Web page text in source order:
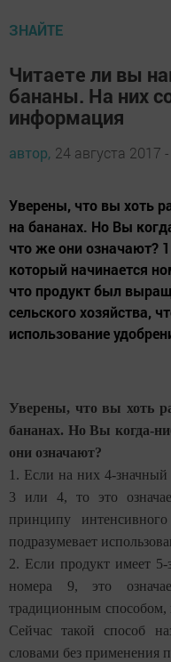
ЗНАЙТЕ
Читаете ли вы
бананы. На них
информация
автор, 24 августа 2017
Уверены, что вы хоть
на бананах. Но Вы
что же они означают?
который начинается
что продукт был
сельского хозяйства,
использование
Уверены, что вы хоть
бананах. Но Вы когда-
они означают?
1. Если на них 4-значный
3 или 4, то это
принципу
подразумевает
2. Если продукт имеет 5-
номера 9, это
традиционным способом,
Сейчас такой способ
словами без применения